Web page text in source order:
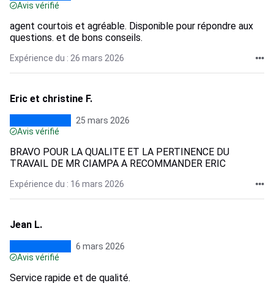
Avis vérifié
agent courtois et agréable. Disponible pour répondre aux
questions. et de bons conseils.
Expérience du : 26 mars 2026
Eric et christine F.
25 mars 2026
Avis vérifié
BRAVO POUR LA QUALITE ET LA PERTINENCE DU
TRAVAIL DE MR CIAMPA A RECOMMANDER ERIC
Expérience du : 16 mars 2026
Jean L.
6 mars 2026
Avis vérifié
Service rapide et de qualité.